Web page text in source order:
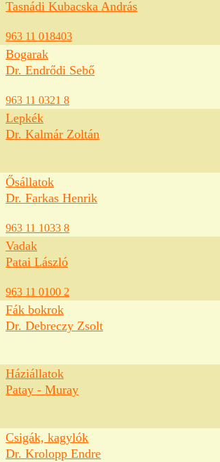
Tasnádi Kubacska András
963 11 018403
Bogarak
Dr. Endrődi Sebő
963 11 0321 8
Lepkék
Dr. Kalmár Zoltán
Ősállatok
Dr. Farkas Henrik
963 11 1033 8
Vadak
Patai László
963 11 0100 2
Fák bokrok
Dr. Debreczy Zsolt
Háziállatok
Patay - Muray
Csigák, kagylók
Dr. Krolopp Endre